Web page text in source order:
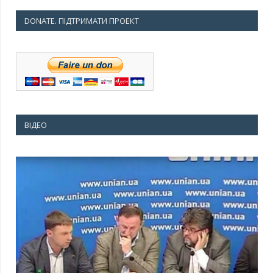
DONATE. ПІДТРИМАТИ ПРОЕКТ
ВІДЕО